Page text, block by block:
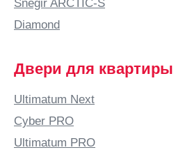
Бабяково
Баку
Балаково
Балашиха
Балашов
Snegir ARCTIC-S
Diamond
Двери для квартиры
Ultimatum Next
Cyber PRO
Ultimatum PRO